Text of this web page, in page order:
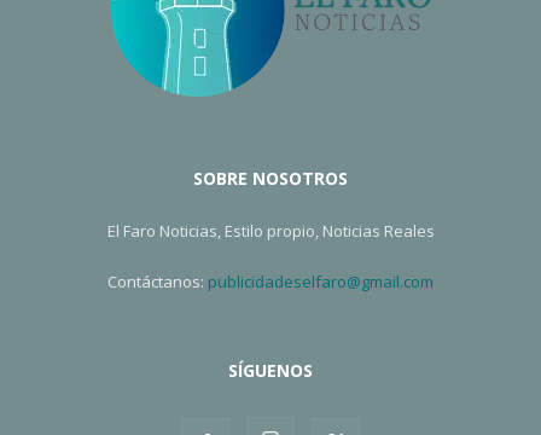
SOBRE NOSOTROS
El Faro Noticias, Estilo propio, Noticias Reales
Contáctanos: publicidadeselfaro@gmail.com
SÍGUENOS